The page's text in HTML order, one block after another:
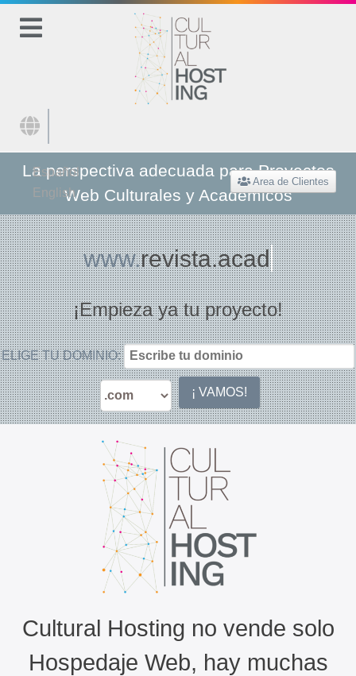
Seleccione su idioma
Español
English
Area de Clientes
La perspectiva adecuada para Proyectos
Web Culturales y Académicos
www.revis
¡Empieza ya tu proyecto!
ELIGE TU DOMINIO:
Cultural Hosting no vende solo
Hospedaje Web, hay muchas